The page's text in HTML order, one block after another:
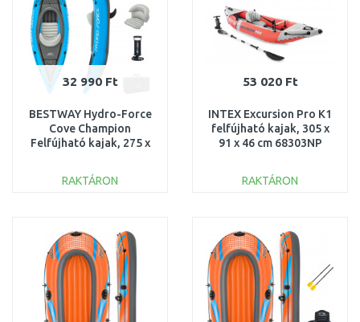
32 990 Ft
BESTWAY Hydro-Force
Cove Champion
Felfújható kajak, 275 x
RAKTÁRON
Összehasonlítás
53 020 Ft
INTEX Excursion Pro K1
felfújható kajak, 305 x
91 x 46 cm 68303NP
RAKTÁRON
Összehasonlítás